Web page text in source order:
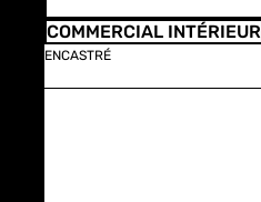
COMMERCIAL INTÉRIEUR
ENCASTRÉ